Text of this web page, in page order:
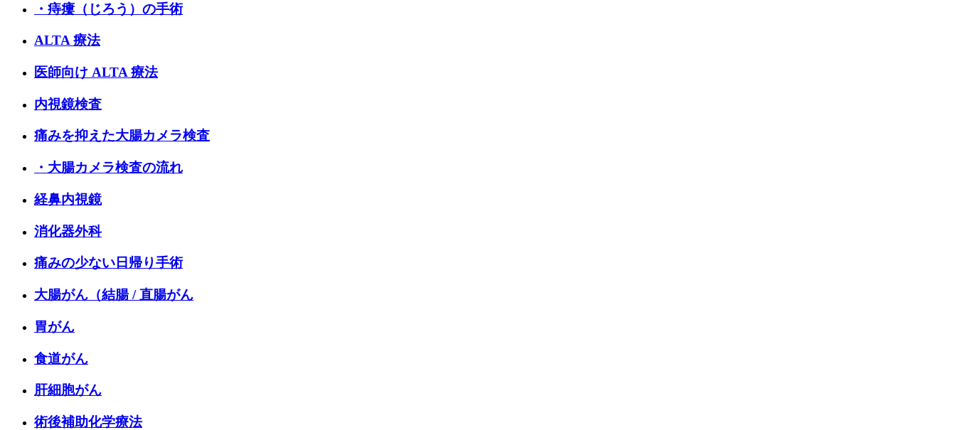
・痔瘻（じろう）の手術
ALTA 療法
医師向け ALTA 療法
内視鏡検査
痛みを抑えた大腸カメラ検査
・大腸カメラ検査の流れ
経鼻内視鏡
消化器外科
痛みの少ない日帰り手術
大腸がん（結腸 / 直腸がん
胃がん
食道がん
肝細胞がん
術後補助化学療法